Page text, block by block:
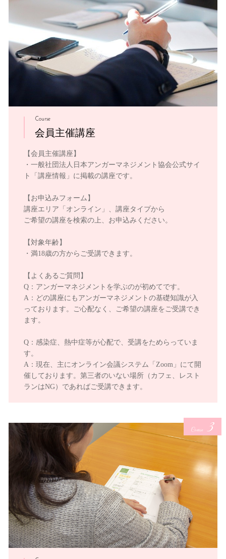
Course
会員主催講座
【会員主催講座】
・一般社団法人日本アンガーマネジメント協会公式サイ
ト「講座情報」に掲載の講座です。
【お申込みフォーム】
講座エリア「オンライン」、講座タイプから
ご希望の講座を検索の上、お申込みください。
【対象年齢】
・満18歳の方からご受講できます。
【よくあるご質問】
Q：アンガーマネジメントを学ぶのが初めてです。
A：どの講座にもアンガーマネジメントの基礎知識が入
っております。ご心配なく、ご希望の講座をご受講でき
ます。
Q：感染症、熱中症等が心配で、受講をためらっていま
す。
A：現在、主にオンライン会議システム「Zoom」にて開
催しております。第三者のいない場所（カフェ、レスト
ランはNG）であればご受講できます。
Course 3